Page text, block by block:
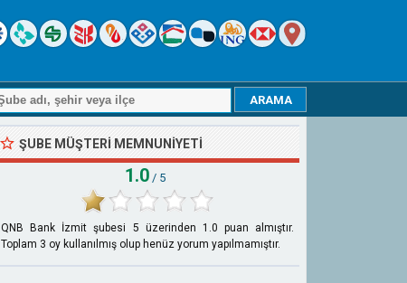
ŞUBE MÜŞTERI MEMNUNIYETI
1.0 / 5
QNB Bank İzmit şubesi 5 üzerinden 1.0 puan almıştır.
Toplam 3 oy kullanılmış olup henüz yorum yapılmamıştır.